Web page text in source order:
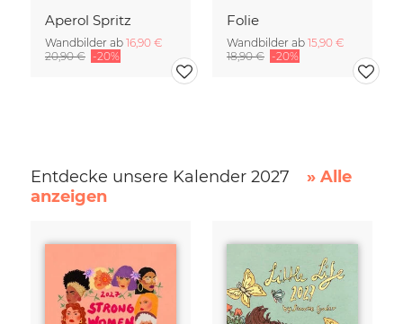
Aperol Spritz
Wandbilder ab 16,90 €
20,90 € -20%
Folie
Wandbilder ab 15,90 €
18,90 € -20%
Entdecke unsere Kalender 2027
» Alle
anzeigen